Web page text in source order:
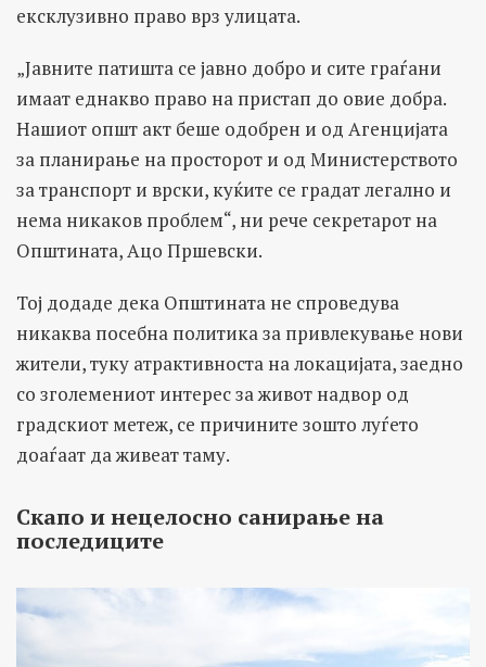
ексклузивно право врз улицата.
„Јавните патишта се јавно добро и сите граѓани
имаат еднакво право на пристап до овие добра.
Нашиот општ акт беше одобрен и од Агенцијата
за планирање на просторот и од Министерството
за транспорт и врски, куќите се градат легално и
нема никаков проблем“, ни рече секретарот на
Општината, Ацо Пршевски.
Тој додаде дека Општината не спроведува
никаква посебна политика за привлекување нови
жители, туку атрактивноста на локацијата, заедно
со зголемениот интерес за живот надвор од
градскиот метеж, се причините зошто луѓето
доаѓаат да живеат таму.
Скапо и нецелосно санирање на
последиците